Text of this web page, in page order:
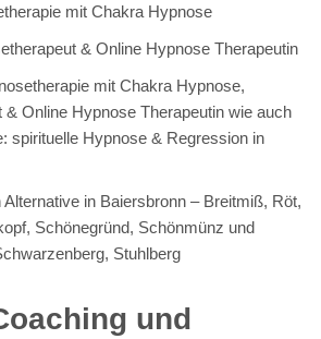
mit Chakra Hypnose
& Online Hypnose Therapeutin
mit Chakra Hypnose,
& Online Hypnose Therapeutin wie auch
spirituelle Hypnose & Regression in
in Baiersbronn – Breitmiß, Röt,
Schönegründ, Schönmünz und
Stuhlberg
und